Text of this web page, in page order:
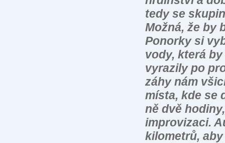
tedy se
Možná, že by
Ponorky si
vody, která
vyrazily po
záhy nám
místa, kde se
ně dvě
improvizaci.
kilometrů,